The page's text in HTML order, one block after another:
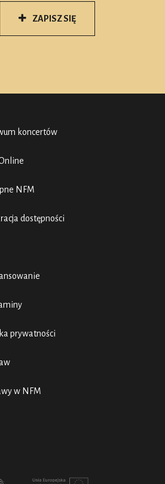
ZAPISZ SIĘ
koncertów
NFM
dostępności
prywatności
w NFM